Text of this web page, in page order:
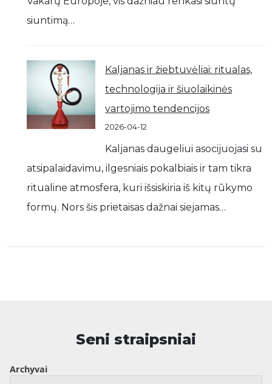
siuntimą…
Kaljanas ir žiebtuvėliai: ritualas,
technologija ir šiuolaikinės
vartojimo tendencijos
2026-04-12
Kaljanas daugeliui asocijuojasi su
atsipalaidavimu, ilgesniais pokalbiais ir tam tikra
ritualine atmosfera, kuri išsiskiria iš kitų rūkymo
formų. Nors šis prietaisas dažnai siejamas…
Seni straipsniai
Archyvai